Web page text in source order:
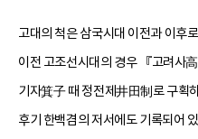
고대의 척은 삼국시대 이전과 이후
이전 고조선시대의 경우 『고려사
기자箕子 때 정전제井田制로 구획
후기 한백겸의 저서에도 기록되어